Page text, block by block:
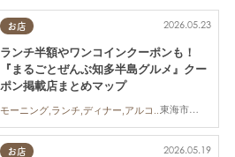
お店
東海市,大府市,知多市,東浦町,半田市,常滑市,武豊町,美浜町,南知多町
2026.05.23
ランチ半額やワンコインクーポンも！
『まるごとぜんぶ知多半島グルメ』クー
ポン掲載店まとめマップ
モーニング,ランチ,ディナー,アルコール,カフェ,スイーツ,専門店,まちネタ,クーポン,親子,夫婦,家族,カップル,おひとりさま,コスパ抜群
お店 2026.05.19